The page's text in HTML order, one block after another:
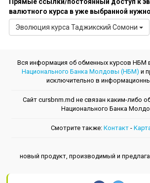
валютного курса в уже выбранной
Эволюция курсa Таджикский Сомони
Вся информация об обменных курсов НБМ
Национального Банка Молдовы (НБМ) и
исключительно в
Сайт cursbnm.md не связан каким-либо
Национального Банка
Смотрите также: Контакт -
новый продукт, производимый и